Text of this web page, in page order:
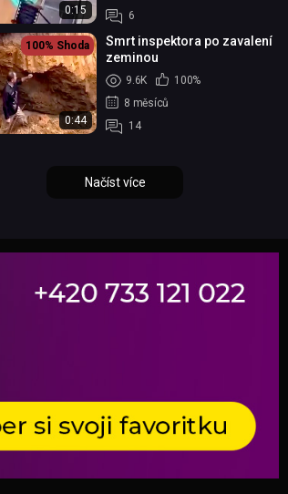
0:15
6
100% Shoda
0:44
Smrt inspektora po zavalení
zeminou
9.6K
100%
8 měsíců
14
Načíst více